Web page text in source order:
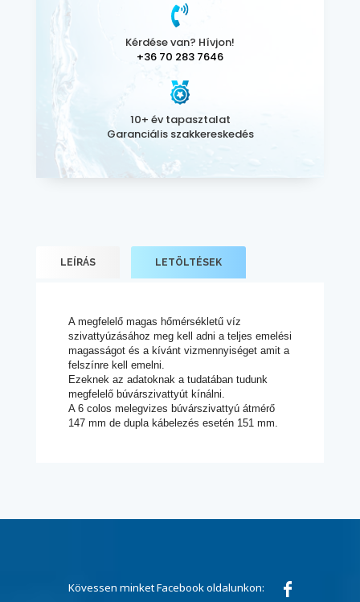
Kérdése van? Hívjon!
+36 70 283 7646
10+ év tapasztalat
Garanciális szakkereskedés
LEÍRÁS LETÖLTÉSEK
A megfelelő magas hőmérsékletű víz
szivattyúzásához meg kell adni a teljes emelési
magasságot és a kívánt vizmennyiséget amit a
felszínre kell emelni.
Ezeknek az adatoknak a tudatában tudunk
megfelelő búvárszivattyút kínálni.
A 6 colos melegvizes búvárszivattyú átmérő
147 mm de dupla kábelezés esetén 151 mm.
Kövessen minket Facebook oldalunkon: